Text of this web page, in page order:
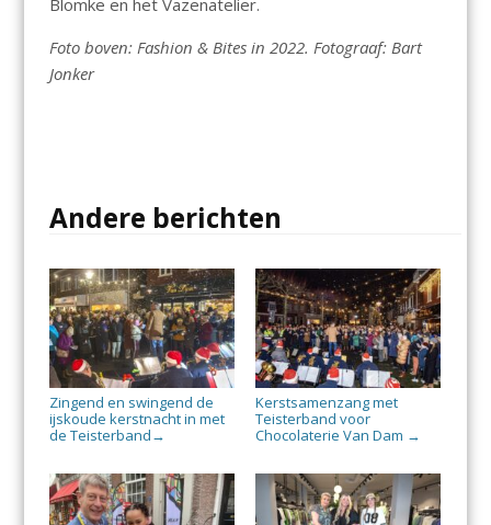
Blomke en het Vazenatelier.
Foto boven: Fashion & Bites in 2022. Fotograaf: Bart
Jonker
Andere berichten
Zingend en swingend de
ijskoude kerstnacht in met
de Teisterband →
Kerstsamenzang met
Teisterband voor
Chocolaterie Van Dam →